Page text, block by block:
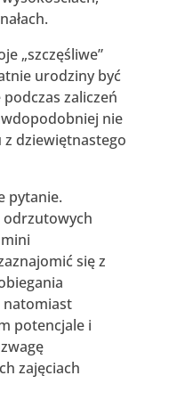
„szczęśliwe”
urodziny być
zaliczeń
nie
dziewiętnastego
odrzutowych
się z
natomiast
potencjale i
zajęciach